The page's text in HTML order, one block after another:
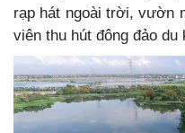
rạp hát ngoài trời, vườn
viên thu hút đông đảo du